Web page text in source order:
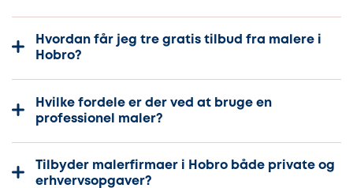
Hvordan får jeg tre gratis tilbud fra malere i
Hobro?
Hvilke fordele er der ved at bruge en
professionel maler?
Tilbyder malerfirmaer i Hobro både private og
erhvervsopgaver?